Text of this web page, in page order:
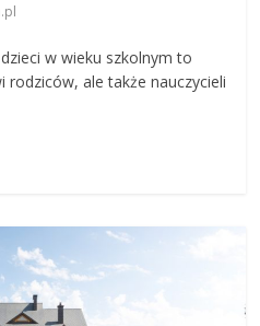
w wieku szkolnym to
ale także nauczycieli